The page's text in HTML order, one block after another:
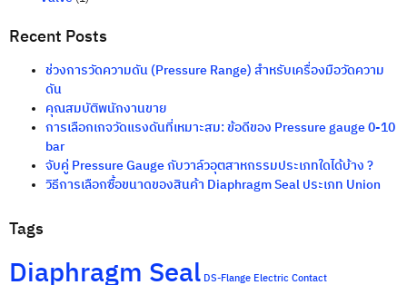
Recent Posts
ช่วงการวัดความดัน (Pressure Range) สำหรับเครื่องมือวัดความ
ดัน
คุณสมบัติพนักงานขาย
การเลือกเกจวัดแรงดันที่เหมาะสม: ข้อดีของ Pressure gauge 0-10
bar
จับคู่ Pressure Gauge กับวาล์วอุตสาหกรรมประเภทใดได้บ้าง ?
วิธีการเลือกซื้อขนาดของสินค้า Diaphragm Seal ประเภท Union
Tags
Diaphragm Seal DS-Flange Electric Contact